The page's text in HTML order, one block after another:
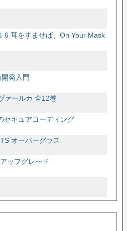
6 耳をすませば、On Your Mask
発入門
ァールカ 全12巻
セキュアコーディング
オーバーグラス
ップグレード